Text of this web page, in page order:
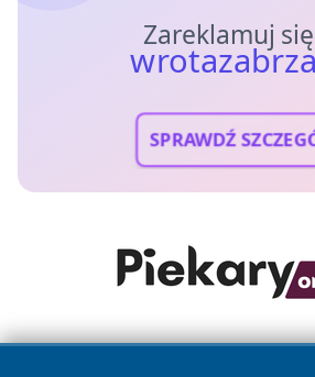
Zareklamuj
SPRAWDŹ